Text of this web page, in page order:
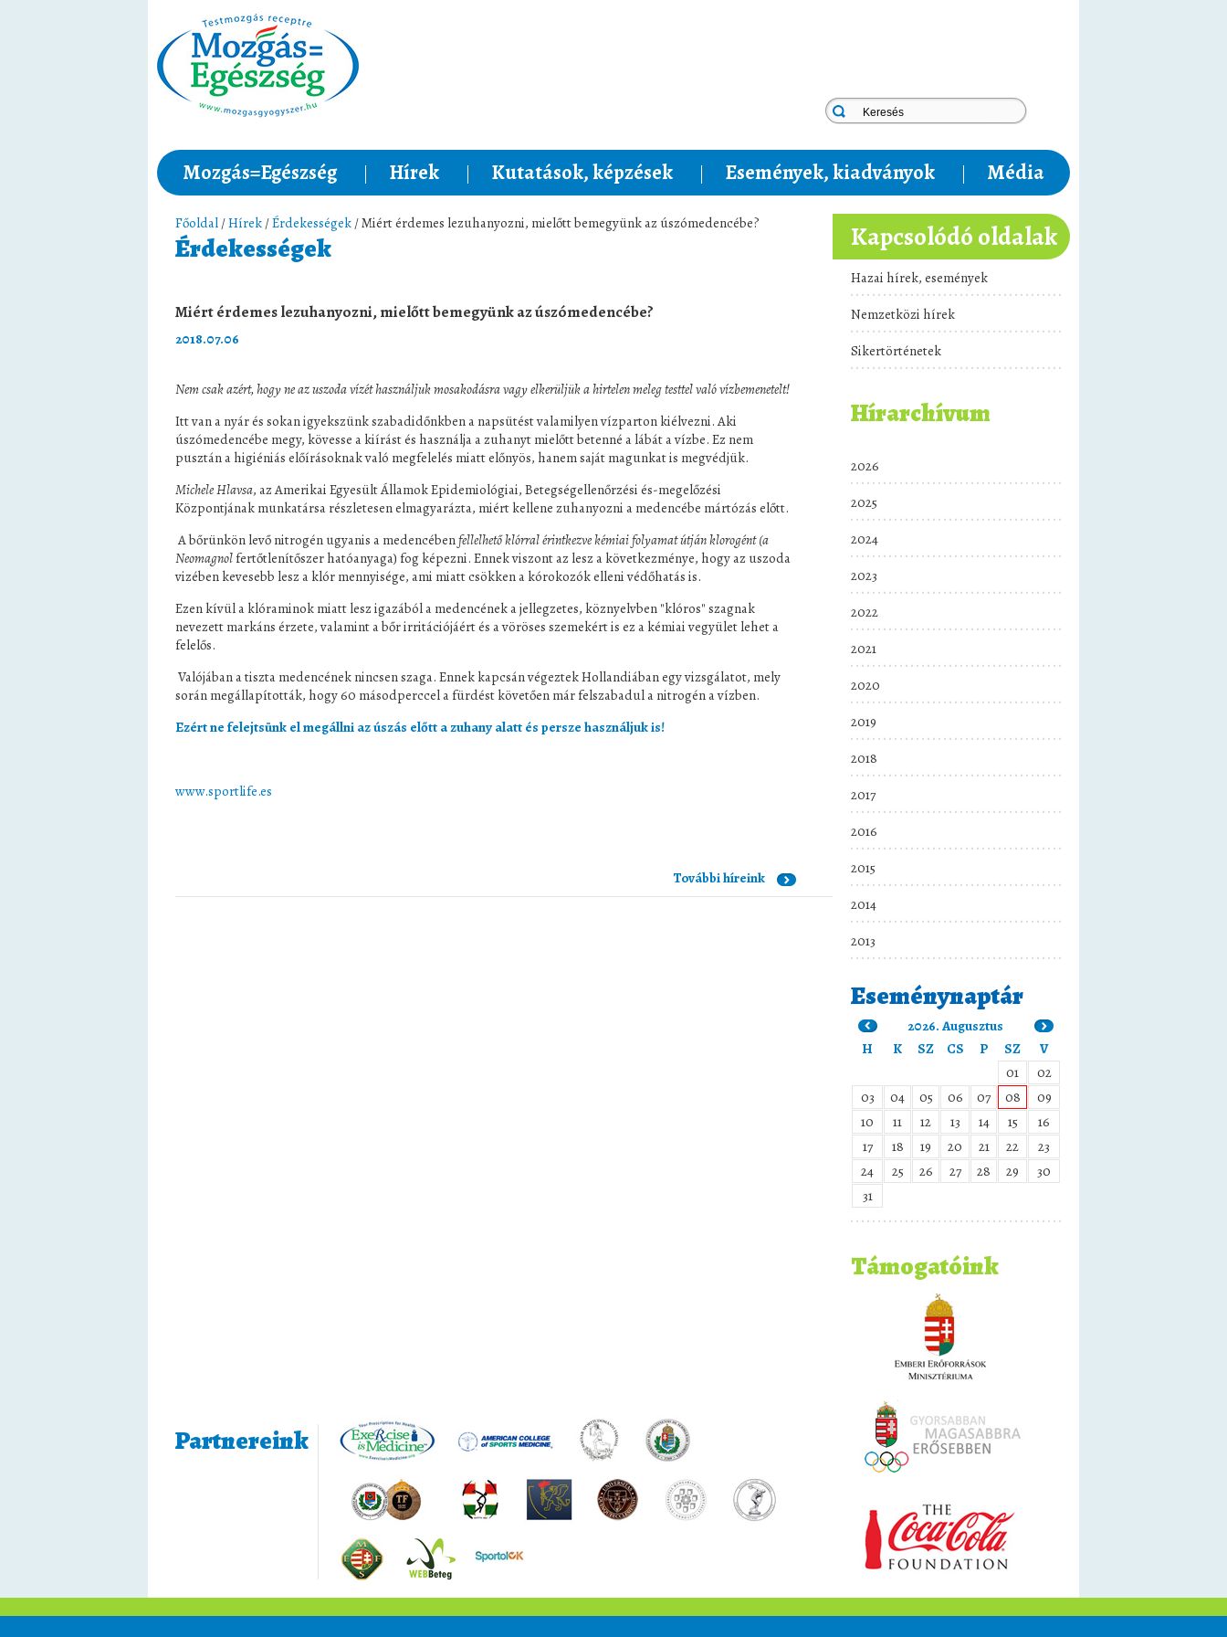
Mozgás=Egészség Hírek Kutatások, képzések Események, kiadványok Média
Főoldal /Hírek /Érdekességek / Miért érdemes lezuhanyozni, mielőtt bemegyünk az úszómedencébe?
Érdekességek
Miért érdemes lezuhanyozni, mielőtt bemegyünk az úszómedencébe?
2018.07.06
Nem csak azért, hogy ne az uszoda vízét használjuk mosakodásra vagy elkerüljük a hirtelen meleg testtel való vízbemenetelt!
Itt van a nyár és sokan igyekszünk szabadidőnkben a napsütést valamilyen vízparton kiélvezni. Aki
úszómedencébe megy, kövesse a kiírást és használja a zuhanyt mielőtt betenné a lábát a vízbe. Ez nem
pusztán a higiéniás előírásoknak való megfelelés miatt előnyös, hanem saját magunkat is megvédjük.
Michele Hlavsa, az Amerikai Egyesült Államok Epidemiológiai, Betegségellenőrzési és-megelőzési
Központjának munkatársa részletesen elmagyarázta, miért kellene zuhanyozni a medencébe mártózás előtt.
A bőrünkön levő nitrogén ugyanis a medencébenfellelhető klórral érintkezve kémiai folyamat útján klorogént (a
Neomagnol fertőtlenítőszer hatóanyaga) fog képezni. Ennek viszont az lesz a következménye, hogy az uszoda
vizében kevesebb lesz a klór mennyisége, ami miatt csökken a kórokozók elleni védőhatás is.
Ezen kívül a klóraminok miatt lesz igazából a medencének a jellegzetes, köznyelvben "klóros" szagnak
nevezett markáns érzete, valamint a bőr irritációjáért és a vöröses szemekért is ez a kémiai vegyület lehet a
felelős.
Valójában a tiszta medencének nincsen szaga. Ennek kapcsán végeztek Hollandiában egy vizsgálatot, mely
során megállapították, hogy 60 másodperccel a fürdést követően már felszabadul a nitrogén a vízben.
Ezért ne felejtsünk el megállni az úszás előtt a zuhany alatt és persze használjuk is!
www.sportlife.es
További híreink
Kapcsolódó oldalak
Hazai hírek, események
Nemzetközi hírek
Sikertörténetek
Hírarchívum
2026
2025
2024
2023
2022
2021
2020
2019
2018
2017
2016
2015
2014
2013
Eseménynaptár
2026. Augusztus
H
K SZ CS P SZ
V
01
02
03
04 05 06 07 08
09
10
11 12 13 14 15
16
17
18 19 20 21 22
23
24
25 26 27 28 29
30
31
Támogatóink
Partnereink